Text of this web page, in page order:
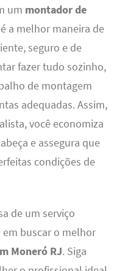
um montador de
é a melhor maneira de
seguro e de
fazer tudo sozinho,
de montagem
adequadas. Assim,
você economiza
e assegura que
condições de
de um serviço
buscar o melhor
Moneró RJ. Siga